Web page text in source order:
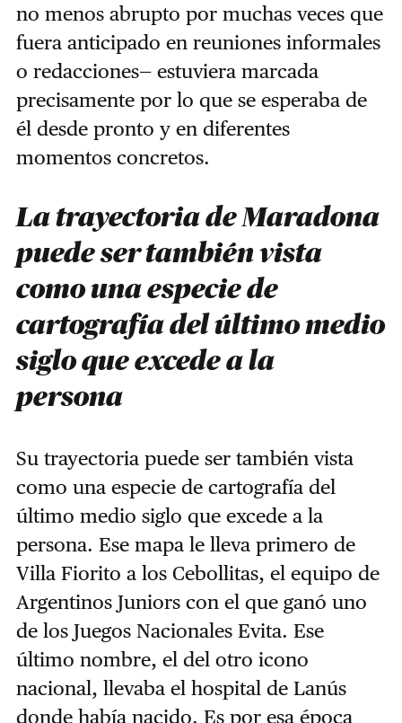
no menos abrupto por muchas veces que
fuera anticipado en reuniones informales
o redacciones— estuviera marcada
precisamente por lo que se esperaba de
él desde pronto y en diferentes
momentos concretos.
La trayectoria de Maradona
puede ser también vista
como una especie de
cartografía del último medio
siglo que excede a la
persona
Su trayectoria puede ser también vista
como una especie de cartografía del
último medio siglo que excede a la
persona. Ese mapa le lleva primero de
Villa Fiorito a los Cebollitas, el equipo de
Argentinos Juniors con el que ganó uno
de los Juegos Nacionales Evita. Ese
último nombre, el del otro icono
nacional, llevaba el hospital de Lanús
donde había nacido. Es por esa época